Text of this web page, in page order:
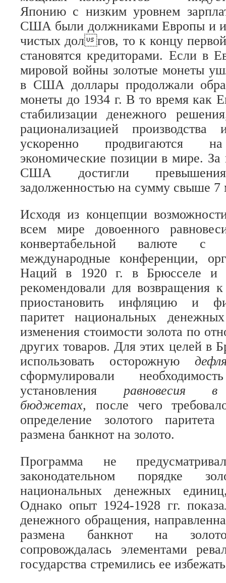
Японию с низким уровнем
США были должниками Европы и
чистых долгов, то к концу
становятся кредиторами. Если в
мировой войны золотые монеты
в США доллары продолжали
монеты до 1934 г. В то время как
стабилизации денежного
рационализацией
ускоренно продвигаются
экономические позиции в мире. За
США достигли
задолженностью на сумму свыше 7
Исходя из концепции
всем мире довоенного
конвертабельной валюте с
международные конференции,
Наций в 1920 г. в Брюсселе и
рекомендовали для возвращения
приостановить инфляцию и
паритет национальных
изменения стоимости золота по
других товаров. Для этих целей в
использовать осторожную
сформулировали
установления равновесия в
бюджетах, после чего
определение золотого
размена банкнот на золото.
Программа не
законодательном порядке
национальных денежных
Однако опыт 1924-1928 гг.
денежного обращения,
размена банкнот на
сопровождалась элементами
государства стремились ее